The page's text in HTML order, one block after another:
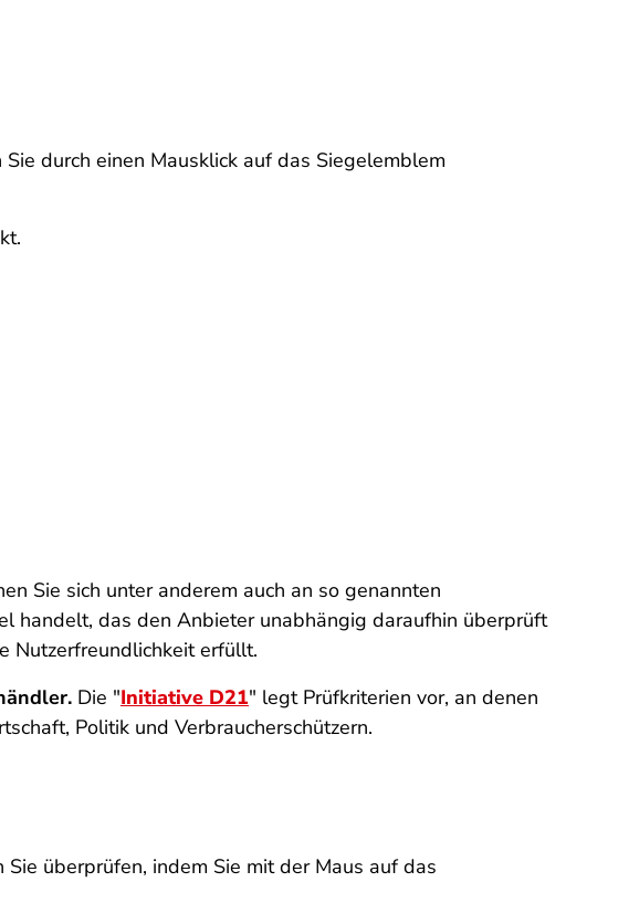
durch einen Mausklick auf das Siegelemblem
Sie sich unter anderem auch an so genannten
handelt, das den Anbieter unabhängig daraufhin überprüft
Nutzerfreundlichkeit erfüllt.
Die "Initiative D21" legt Prüfkriterien vor, an denen
Politik und Verbraucherschützern.
überprüfen, indem Sie mit der Maus auf das